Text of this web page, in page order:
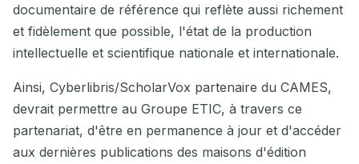
documentaire de référence qui reflète aussi richement
et fidèlement que possible, l'état de la production
intellectuelle et scientifique nationale et internationale.
Ainsi, Cyberlibris/ScholarVox partenaire du CAMES,
devrait permettre au Groupe ETIC, à travers ce
partenariat, d'être en permanence à jour et d'accéder
aux dernières publications des maisons d'édition